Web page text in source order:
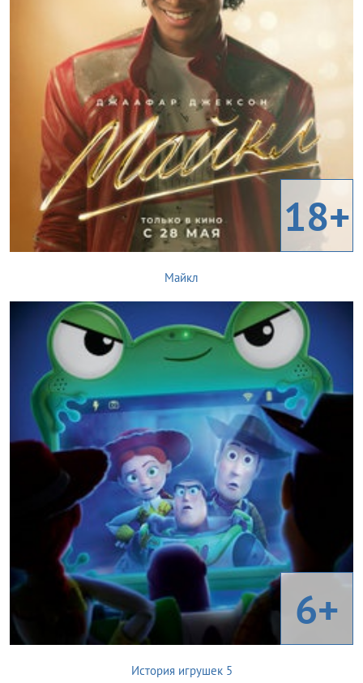
18+
Майкл
6+
История игрушек 5